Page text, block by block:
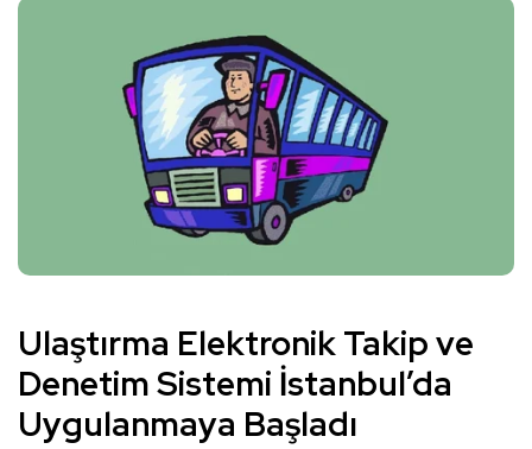
Ulaştırma Elektronik Takip ve
Denetim Sistemi İstanbul’da
Uygulanmaya Başladı